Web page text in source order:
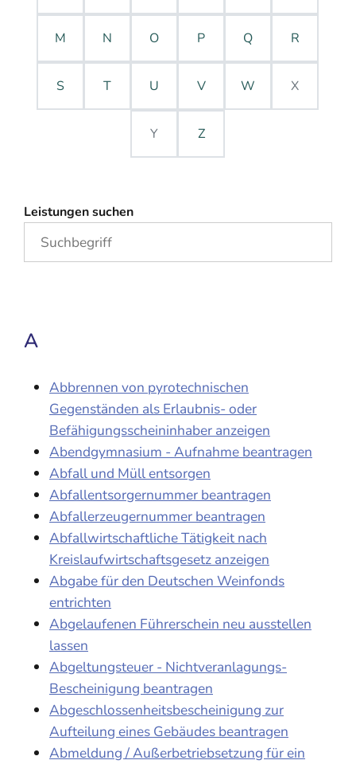
M N O P Q R
S T U V W X
Y Z
Leistungen suchen
A
Abbrennen von pyrotechnischen
Gegenständen als Erlaubnis- oder
Befähigungsscheininhaber anzeigen
Abendgymnasium - Aufnahme beantragen
Abfall und Müll entsorgen
Abfallentsorgernummer beantragen
Abfallerzeugernummer beantragen
Abfallwirtschaftliche Tätigkeit nach
Kreislaufwirtschaftsgesetz anzeigen
Abgabe für den Deutschen Weinfonds
entrichten
Abgelaufenen Führerschein neu ausstellen
lassen
Abgeltungsteuer - Nichtveranlagungs-
Bescheinigung beantragen
Abgeschlossenheitsbescheinigung zur
Aufteilung eines Gebäudes beantragen
Abmeldung / Außerbetriebsetzung für ein